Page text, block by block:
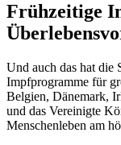
Frühzeitige
Und auch das hat die
Impfprogramme für
Belgien, Dänemark,
und das Vereinigte
Menschenleben am